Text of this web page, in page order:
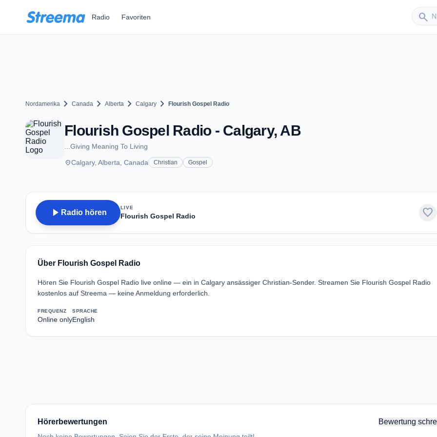
Radio Favoriten search
Nordamerika chevron_right Canada chevron_right Alberta chevron_right Calgary chevron_right Flourish Gospel Radio
Flourish Gospel Radio - Calgary, AB
...Giving Meaning To Living
placeCalgary, Alberta, Canada Christian Gospel
play_arrow Radio hören
LIVE
Flourish Gospel Radio favorite
Über Flourish Gospel Radio
Hören Sie Flourish Gospel Radio live online — ein in Calgary ansässiger Christian-Sender. Streamen Sie Flourish Gospel Radio
kostenlos auf Streema — keine Anmeldung erforderlich.
FREQUENZ
Online only
SPRACHE
English
Hörerbewertungen Bewertung